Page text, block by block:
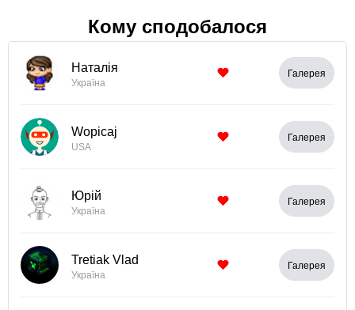
Кому сподобалося
Наталія
Україна
Галерея
Wopicaj
USA
Галерея
Юрій
Україна
Галерея
Tretiak Vlad
Україна
Галерея